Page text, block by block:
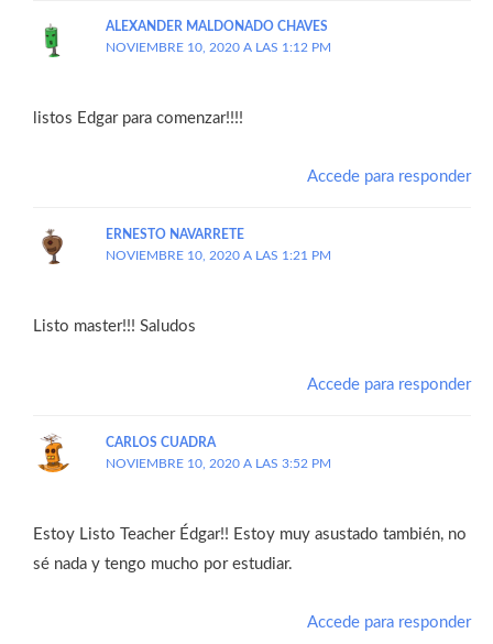
ALEXANDER MALDONADO CHAVES
NOVIEMBRE 10, 2020 A LAS 1:12 PM
listos Edgar para comenzar!!!!
Accede para responder
ERNESTO NAVARRETE
NOVIEMBRE 10, 2020 A LAS 1:21 PM
Listo master!!! Saludos
Accede para responder
CARLOS CUADRA
NOVIEMBRE 10, 2020 A LAS 3:52 PM
Estoy Listo Teacher Édgar!! Estoy muy asustado también, no
sé nada y tengo mucho por estudiar.
Accede para responder